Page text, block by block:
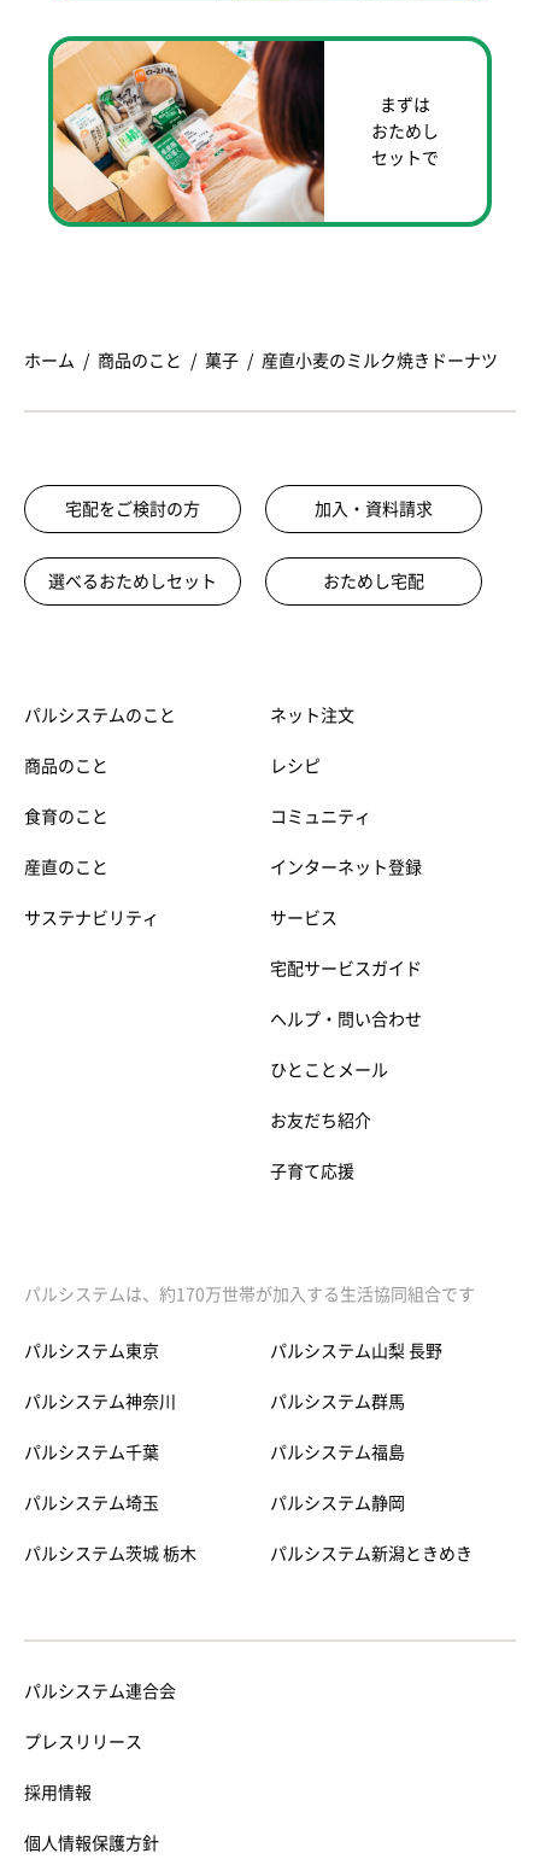
まずは
おためし
セットで
ホーム 商品のこと 菓子 産直小麦のミルク焼きドーナツ
宅配をご検討の方 加入・資料請求
選べるおためしセット おためし宅配
パルシステムのこと
商品のこと
食育のこと
産直のこと
サステナビリティ
ネット注文
レシピ
コミュニティ
インターネット登録
サービス
宅配サービスガイド
ヘルプ・問い合わせ
ひとことメール
お友だち紹介
子育て応援
パルシステムは、約170万世帯が加入する生活協同組合です
パルシステム東京
パルシステム神奈川
パルシステム千葉
パルシステム埼玉
パルシステム茨城 栃木
パルシステム山梨 長野
パルシステム群馬
パルシステム福島
パルシステム静岡
パルシステム新潟ときめき
パルシステム連合会
プレスリリース
採用情報
個人情報保護方針